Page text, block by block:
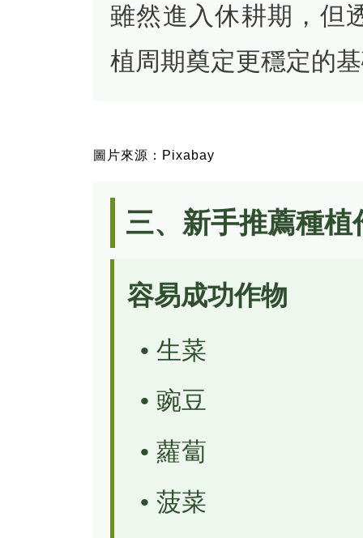
雖然進入休耕期，但
植周期奠定更穩定的
圖片來源：Pixabay
三、新手推薦種植
容易成功作物
• 生菜
• 豌豆
• 蘿蔔
• 菠菜